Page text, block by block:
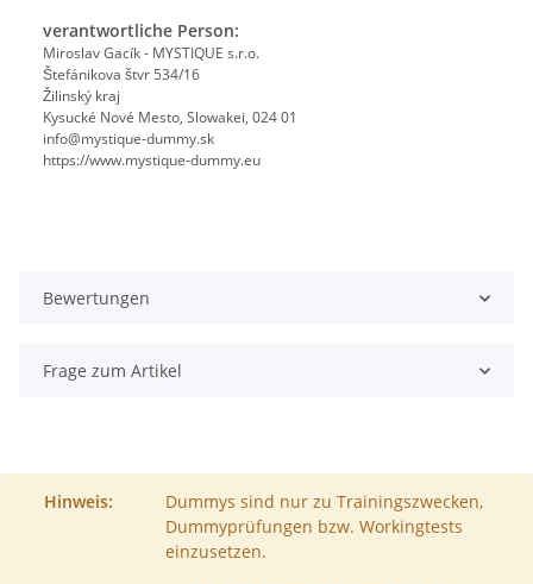
verantwortliche Person:
Miroslav Gacík - MYSTIQUE s.r.o.
Štefánikova štvr 534/16
Žilinský kraj
Kysucké Nové Mesto, Slowakei, 024 01
info@mystique-dummy.sk
https://www.mystique-dummy.eu
Bewertungen
Frage zum Artikel
Hinweis:
Dummys sind nur zu Trainingszwecken,
Dummyprüfungen bzw. Workingtests
einzusetzen.